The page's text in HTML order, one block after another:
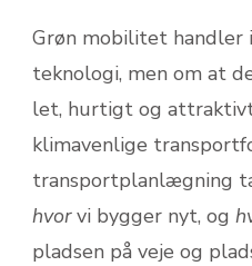
Grøn mobilitet handler
teknologi, men om at
let, hurtigt og
klimavenlige
transportplanlægning
hvorvi bygger nyt, og
pladsen på veje og